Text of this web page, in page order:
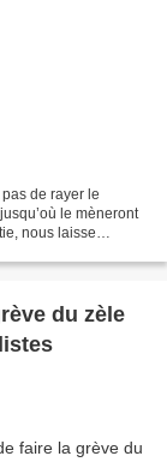
de rayer le
le mèneront
nous laisse
du zèle